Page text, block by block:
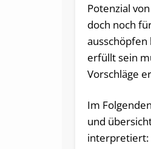
Potenzial
doch noch
ausschöpfen
erfüllt sein
Vorschläge
Im
und
interpretiert: